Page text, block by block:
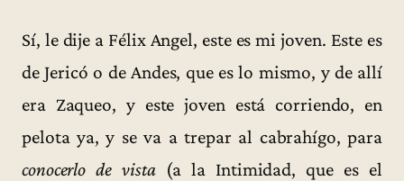
Sí, le dije a Félix Angel, este es mi joven. Este es
de Jericó o de Andes, que es lo mismo, y de allí
era Zaqueo, y este joven está corriendo, en
pelota ya, y se va a trepar al cabrahígo, para
conocerlo de vista(a la Intimidad, que es el